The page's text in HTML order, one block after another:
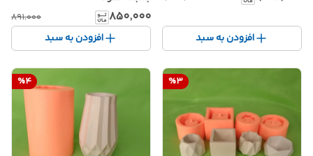
افزودن به سبد
۸۵۰٬۰۰۰ ۸۹۱٬۰۰۰
افزودن به سبد
%3
%4